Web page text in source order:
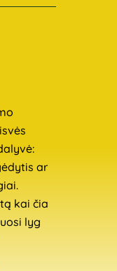
ar
kai čia
lyg